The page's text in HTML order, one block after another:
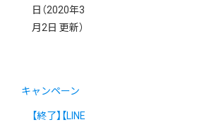
日 （2020年3
月2日 更新）
キャンペーン
【終了】【LINE